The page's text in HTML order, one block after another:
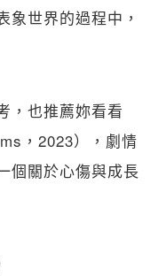
象世界的過程中，
，也推薦妳看看
，2023），劇情
個關於心傷與成長